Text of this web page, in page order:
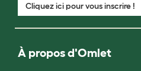
Cliquez ici pour vous inscrire !
À propos d'Omlet